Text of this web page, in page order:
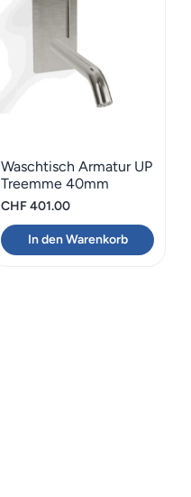
Waschtisch Armatur UP
Treemme 40mm
Vertikal
CHF401.00
In den Warenkorb